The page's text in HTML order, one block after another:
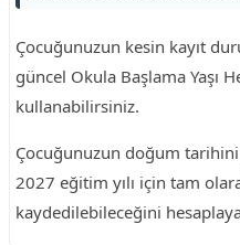
Çocuğunuzun kesin kayıt
güncel Okula Başlama Yaşı
kullanabilirsiniz.
Çocuğunuzun doğum
2027 eğitim yılı için tam
kaydedilebileceğini